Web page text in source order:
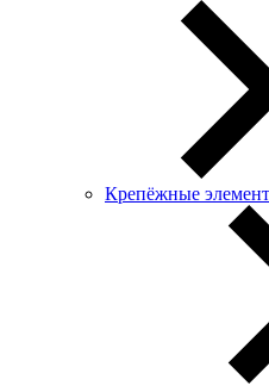
Крепёжные